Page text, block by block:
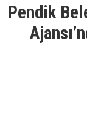
Pendik